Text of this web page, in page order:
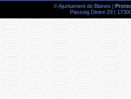
© Ajuntament de Blanes |
Passeig Dintre 29 |